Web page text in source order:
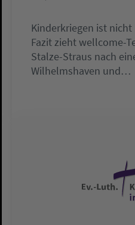
Kinderkriegen ist
Fazit zieht wellcome-
Stalze-Straus nach
Wilhelmshaven und…